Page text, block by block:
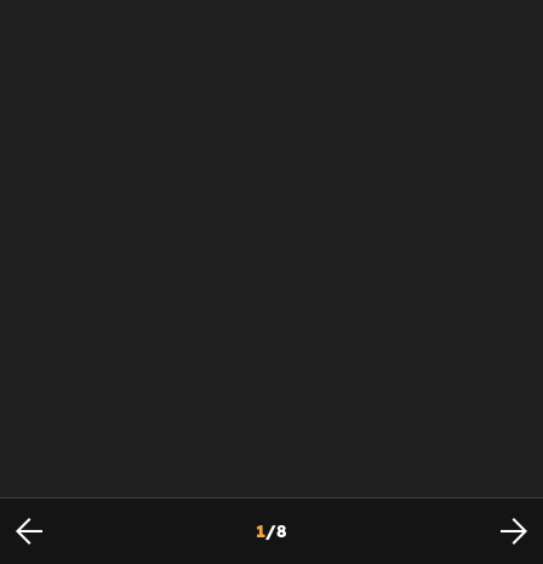
1/8